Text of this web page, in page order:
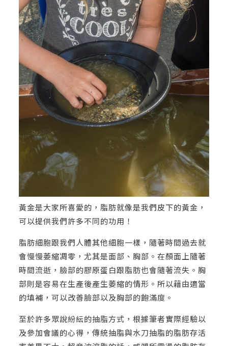
黃金是大家所喜愛的，脂肪就像是我們皮下的黃金，
可以提供我們許多不同的功用！
脂肪細胞跟我們人體其他細胞一樣，隨著時間過去就
會慢慢萎縮凋零，尤其是面部、胸部。在顏面上隨著
時間流逝，臉部的膠原蛋白跟脂肪也會隨著流失。胸
部則是容易在生產後產生萎縮的情形。所以藉由適當
的填補，可以改善臉部以及胸部的飽滿度。
至於許多眾說紛紜的抽脂方式，根據筆者實際經驗以
及參加會議的心得，傳統抽脂與水刀抽脂的脂肪存活